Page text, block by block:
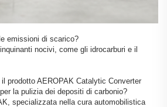
emissioni di scarico?
nocivi, come gli idrocarburi e il
prodotto AEROPAK Catalytic Converter
la pulizia dei depositi di carbonio?
specializzata nella cura automobilistica